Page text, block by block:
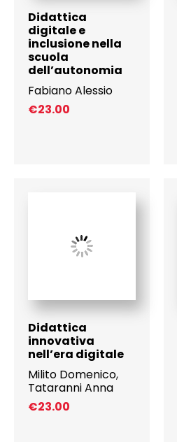
Didattica
digitale e
inclusione nella
scuola
dell’autonomia
Fabiano Alessio
€23.00
Didattica
innovativa
nell’era digitale
Milito Domenico,
Tataranni Anna
€23.00